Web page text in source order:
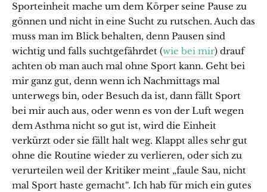
Sporteinheit mache um dem Körper seine Pause zu
gönnen und nicht in eine Sucht zu rutschen. Auch das
muss man im Blick behalten, denn Pausen sind
wichtig und falls suchtgefährdet (wie bei mir) drauf
achten ob man auch mal ohne Sport kann. Geht bei
mir ganz gut, denn wenn ich Nachmittags mal
unterwegs bin, oder Besuch da ist, dann fällt Sport
bei mir auch aus, oder wenn es von der Luft wegen
dem Asthma nicht so gut ist, wird die Einheit
verkürzt oder sie fällt halt weg. Klappt alles sehr gut
ohne die Routine wieder zu verlieren, oder sich zu
verurteilen weil der Kritiker meint „faule Sau, nicht
mal Sport haste gemacht“. Ich hab für mich ein gutes